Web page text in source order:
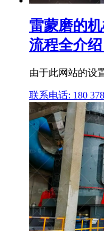
雷蒙磨的
流程全介
由于此网站的设
联系电话: 180